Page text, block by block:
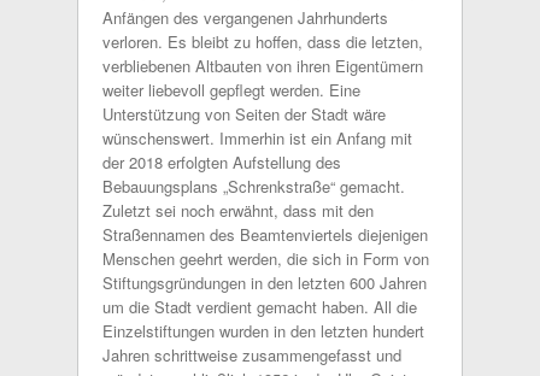
Anfängen des vergangenen Jahrhunderts
verloren. Es bleibt zu hoffen, dass die letzten,
verbliebenen Altbauten von ihren Eigentümern
weiter liebevoll gepflegt werden. Eine
Unterstützung von Seiten der Stadt wäre
wünschenswert. Immerhin ist ein Anfang mit
der 2018 erfolgten Aufstellung des
Bebauungsplans „Schrenkstraße“ gemacht.
Zuletzt sei noch erwähnt, dass mit den
Straßennamen des Beamtenviertels diejenigen
Menschen geehrt werden, die sich in Form von
Stiftungsgründungen in den letzten 600 Jahren
um die Stadt verdient gemacht haben. All die
Einzelstiftungen wurden in den letzten hundert
Jahren schrittweise zusammengefasst und